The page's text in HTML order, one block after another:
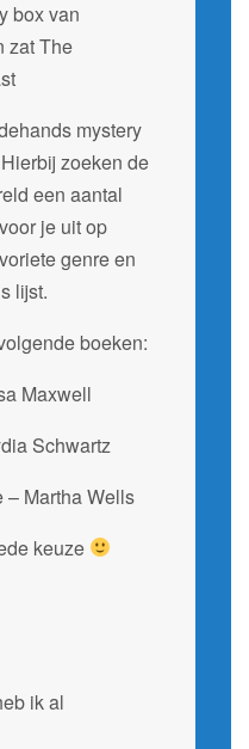
box van
zat The
mystery
zoeken de
een aantal
je uit op
genre en
lijst.
boeken:
Maxwell
Schwartz
– Martha Wells
keuze
ik al